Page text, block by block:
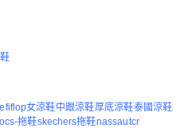
fiflop女涼鞋中跟涼鞋厚底涼鞋泰國涼鞋
拖鞋skechers拖鞋nassautcr